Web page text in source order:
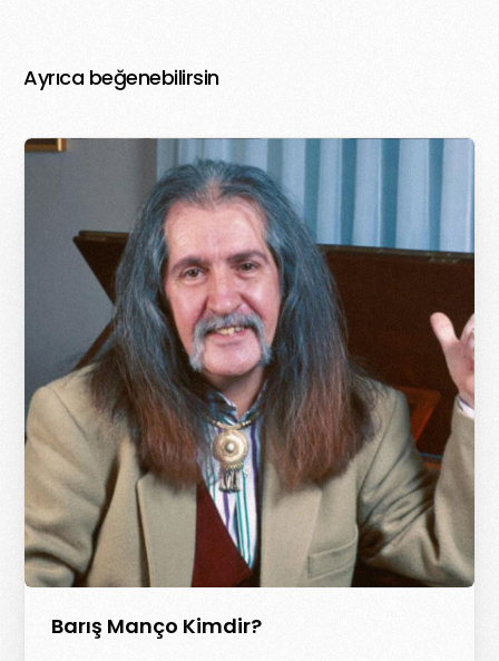
Ayrıca beğenebilirsin
Barış Manço Kimdir?